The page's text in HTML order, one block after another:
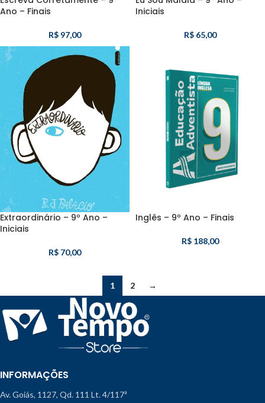
Ano – Finais
R$ 97,00
Iniciais
R$ 65,00
Extraordinário – 9º Ano –
Iniciais
R$ 70,00
Inglês – 9º Ano – Finais
R$ 188,00
1 2 →
INFORMAÇÕES
Av. Goiás, 1127, Qd. 111 Lt. 4/117ª